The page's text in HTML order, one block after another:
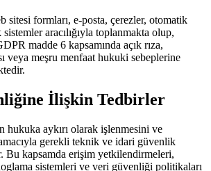
sitesi formları, e-posta, çerezler, otomatik
aracılığıyla toplanmakta olup,
madde 6 kapsamında açık rıza,
veya meşru menfaat hukuki sebeplerine
İlişkin Tedbirler
aykırı olarak işlenmesini ve
gerekli teknik ve idari güvenlik
Bu kapsamda erişim yetkilendirmeleri,
sistemleri ve veri güvenliği politikaları